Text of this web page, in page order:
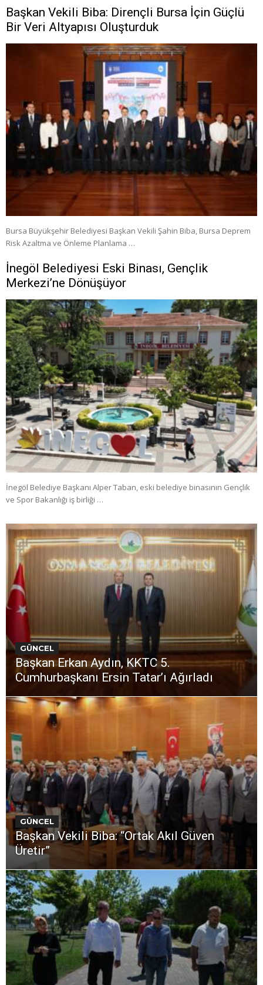
Başkan Vekili Biba: Dirençli Bursa İçin Güçlü
Bir Veri Altyapısı Oluşturduk
Bursa Büyükşehir Belediyesi Başkan Vekili Şahin Biba, Bursa Deprem
Risk Azaltma ve Önleme Planlama …
İnegöl Belediyesi Eski Binası, Gençlik
Merkezi’ne Dönüşüyor
İnegöl Belediye Başkanı Alper Taban, eski belediye binasının Gençlik
ve Spor Bakanlığı iş birliği …
GÜNCEL
Başkan Erkan Aydın, KKTC 5.
Cumhurbaşkanı Ersin Tatar’ı Ağırladı
GÜNCEL
Başkan Vekili Biba: “Ortak Akıl Güven
Üretir”